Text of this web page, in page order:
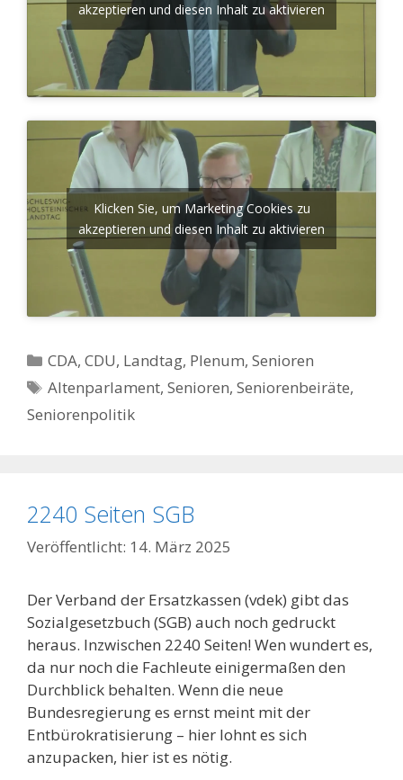
akzeptieren und diesen Inhalt zu aktivieren
Klicken Sie, um Marketing Cookies zu
akzeptieren und diesen Inhalt zu aktivieren
Kategorien
CDA,CDU, Landtag, Plenum,Senioren
Schlagwörter
Altenparlament,Senioren,Seniorenbeiräte,
Seniorenpolitik
2240 Seiten SGB
14. März 2025
Der Verband der Ersatzkassen (vdek) gibt das
Sozialgesetzbuch (SGB) auch noch gedruckt
heraus. Inzwischen 2240 Seiten! Wen wundert es,
da nur noch die Fachleute einigermaßen den
Durchblick behalten. Wenn die neue
Bundesregierung es ernst meint mit der
Entbürokratisierung – hier lohnt es sich
anzupacken, hier ist es nötig.